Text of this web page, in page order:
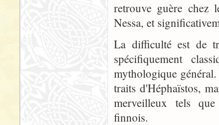
retrouve guère chez
Nessa, et
La difficulté est de
spécifiquement
mythologique
traits d'Héphaïstos,
merveilleux tels
finnois.